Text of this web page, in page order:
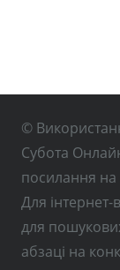
©
Субота
посилання
Для інтернет-
для
абзаці на